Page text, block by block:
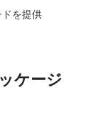
を提供
ケージ